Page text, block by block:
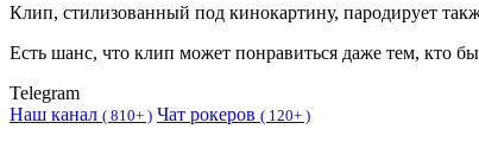
Клип, стилизованный под кинокартину, пародирует
Есть шанс, что клип может понравиться даже тем, кто
Telegram
Наш канал ( 810+ ) Чат рокеров ( 120+ )